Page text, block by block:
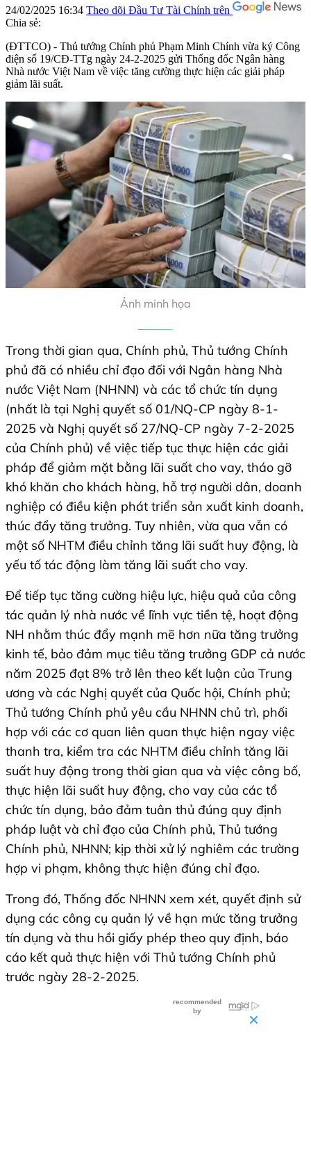
24/02/2025 16:34 Theo dõi Đầu Tư Tài Chính trên
Chia sẻ:
(ĐTTCO) - Thủ tướng Chính phủ Phạm Minh Chính vừa ký Công
điện số 19/CĐ-TTg ngày 24-2-2025 gửi Thống đốc Ngân hàng
Nhà nước Việt Nam về việc tăng cường thực hiện các giải pháp
giảm lãi suất.
Ảnh minh họa
Trong thời gian qua, Chính phủ, Thủ tướng Chính
phủ đã có nhiều chỉ đạo đối với Ngân hàng Nhà
nước Việt Nam (NHNN) và các tổ chức tín dụng
(nhất là tại Nghị quyết số 01/NQ-CP ngày 8-1-
2025 và Nghị quyết số 27/NQ-CP ngày 7-2-2025
của Chính phủ) về việc tiếp tục thực hiện các giải
pháp để giảm mặt bằng lãi suất cho vay, tháo gỡ
khó khăn cho khách hàng, hỗ trợ người dân, doanh
nghiệp có điều kiện phát triển sản xuất kinh doanh,
thúc đẩy tăng trưởng. Tuy nhiên, vừa qua vẫn có
một số NHTM điều chỉnh tăng lãi suất huy động, là
yếu tố tác động làm tăng lãi suất cho vay.
Để tiếp tục tăng cường hiệu lực, hiệu quả của công
tác quản lý nhà nước về lĩnh vực tiền tệ, hoạt động
NH nhằm thúc đẩy mạnh mẽ hơn nữa tăng trưởng
kinh tế, bảo đảm mục tiêu tăng trưởng GDP cả nước
năm 2025 đạt 8% trở lên theo kết luận của Trung
ương và các Nghị quyết của Quốc hội, Chính phủ;
Thủ tướng Chính phủ yêu cầu NHNN chủ trì, phối
hợp với các cơ quan liên quan thực hiện ngay việc
thanh tra, kiểm tra các NHTM điều chỉnh tăng lãi
suất huy động trong thời gian qua và việc công bố,
thực hiện lãi suất huy động, cho vay của các tổ
chức tín dụng, bảo đảm tuân thủ đúng quy định
pháp luật và chỉ đạo của Chính phủ, Thủ tướng
Chính phủ, NHNN; kịp thời xử lý nghiêm các trường
hợp vi phạm, không thực hiện đúng chỉ đạo.
Trong đó, Thống đốc NHNN xem xét, quyết định sử
dụng các công cụ quản lý về hạn mức tăng trưởng
tín dụng và thu hồi giấy phép theo quy định, báo
cáo kết quả thực hiện với Thủ tướng Chính phủ
trước ngày 28-2-2025.